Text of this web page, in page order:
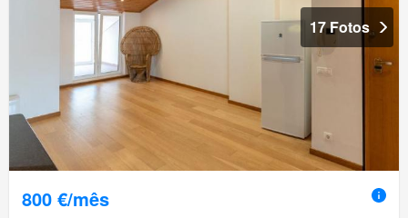
17 Fotos
800 €/mês